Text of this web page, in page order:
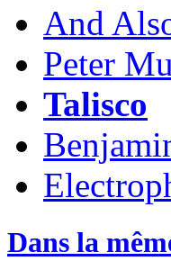
And
Peter
Talisco
Dans la